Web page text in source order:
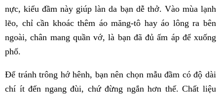
nực, kiểu đầm này giúp làn da bạn dễ thở. Vào mùa lạnh
lẽo, chỉ cần khoác thêm áo măng-tô hay áo lông ra bên
ngoài, chân mang quần vớ, là bạn đã đủ ấm áp để xuống
phố.
Để tránh trông hớ hênh, bạn nên chọn mẫu đầm có độ dài
chí ít đến ngang đùi, chứ đừng ngắn hơn thế. Chất liệu